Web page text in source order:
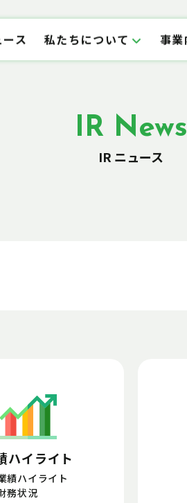
ス 私たちについて 事
IR News
IR ニュース
ハイライト
績ハイライト
務状況